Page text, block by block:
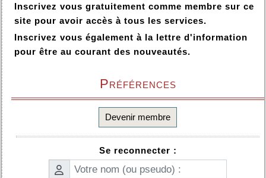
Inscrivez vous gratuitement comme membre sur ce
site pour avoir accès à tous les services.
Inscrivez vous également à la lettre d'information
pour être au courant des nouveautés.
Préférences
Devenir membre
Se reconnecter :